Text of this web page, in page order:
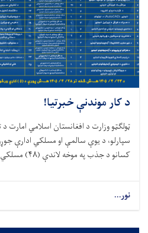
د کار موندنې خبرتیا!
ټولګټو وزارت د افغانستان اسلامي امارت
سپارلو، د يوې سالمې او مسلکي ادارې
کسانو د جذب په موخه لاندې (۴۸)
نور...